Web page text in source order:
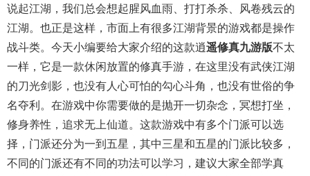
说起江湖，我们总会想起腥风血雨、打打杀杀、风卷残云的
江湖。也正是这样，市面上有很多江湖背景的游戏都是操作
战斗类。今天小编要给大家介绍的这款逍遥修真九游版不太
一样，它是一款休闲放置的修真手游，在这里没有武侠江湖
的刀光剑影，也没有人心可怕的勾心斗角，也没有世俗的争
名夺利。在游戏中你需要做的是抛开一切杂念，冥想打坐，
修身养性，追求无上仙道。这款游戏中有多个门派可以选
择，门派还分为一到五星，其中三星和五星的门派比较多，
不同的门派还有不同的功法可以学习，建议大家全部学真